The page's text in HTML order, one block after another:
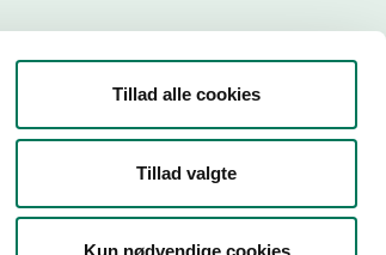
Tillad alle cookies
Tillad valgte
Kun nødvendige cookies